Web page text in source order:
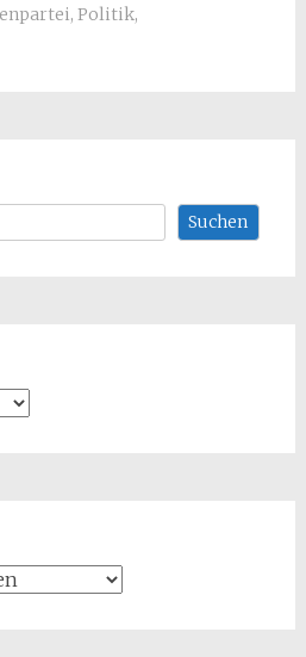
, Politik,
Suchen